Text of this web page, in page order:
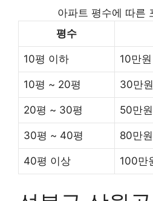
아파트 평수에 따른
평수
10평 이하 10만
10평 ~ 20평 30만
20평 ~ 30평 50만
30평 ~ 40평 80만
40평 이상 100만